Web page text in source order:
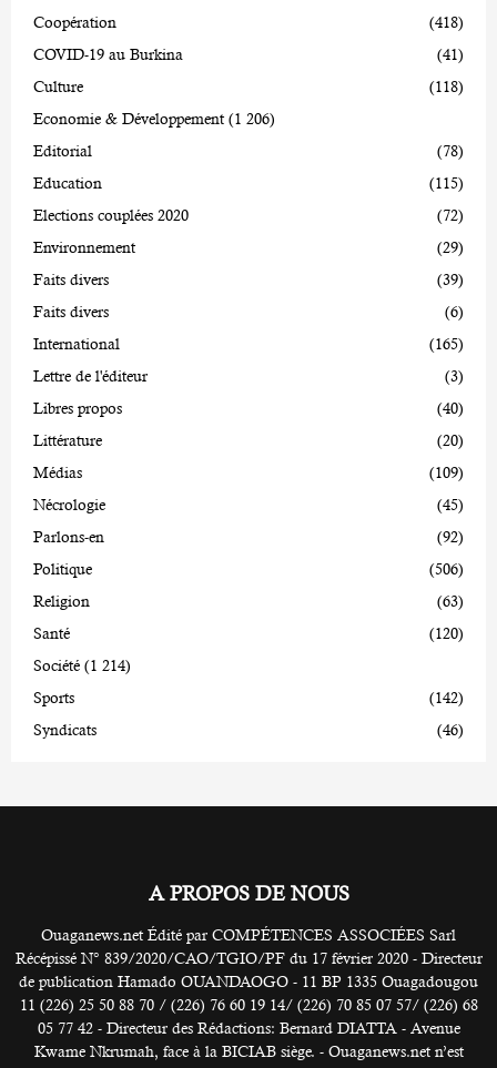
Coopération
(418)
COVID-19 au Burkina
(41)
Culture
(118)
Economie & Développement (1 206)
Editorial
(78)
Education
(115)
Elections couplées 2020
(72)
Environnement
(29)
Faits divers
(39)
Faits divers
(6)
International
(165)
Lettre de l'éditeur
(3)
Libres propos
(40)
Littérature
(20)
Médias
(109)
Nécrologie
(45)
Parlons-en
(92)
Politique
(506)
Religion
(63)
Santé
(120)
Société (1 214)
Sports
(142)
Syndicats
(46)
A PROPOS DE NOUS
Ouaganews.net Édité par COMPÉTENCES ASSOCIÉES Sarl
Récépissé N° 839/2020/CAO/TGIO/PF du 17 février 2020 - Directeur
de publication Hamado OUANDAOGO - 11 BP 1335 Ouagadougou
11 (226) 25 50 88 70 / (226) 76 60 19 14/ (226) 70 85 07 57/ (226) 68
05 77 42 - Directeur des Rédactions: Bernard DIATTA - Avenue
Kwame Nkrumah, face à la BICIAB siège. - Ouaganews.net n’est